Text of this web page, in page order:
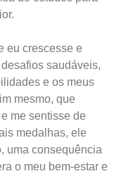
eu crescesse e
saudáveis,
e os meus
mesmo, que
me sentisse de
medalhas, ele
uma consequência
o meu bem-estar e